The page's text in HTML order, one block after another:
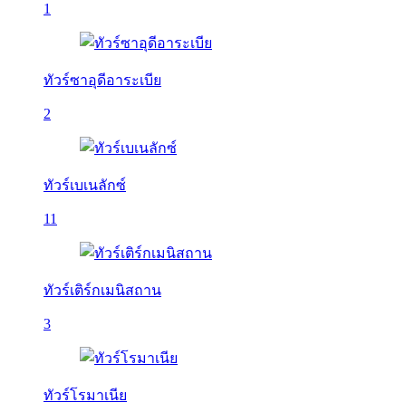
1
ทัวร์ซาอุดีอาระเบีย
2
ทัวร์เบเนลักซ์
11
ทัวร์เติร์กเมนิสถาน
3
ทัวร์โรมาเนีย